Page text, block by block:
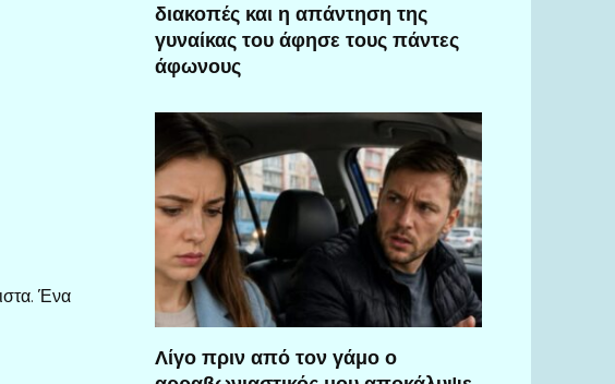
Ένα
διακοπές και η απάντηση της
γυναίκας του άφησε τους πάντες
άφωνους
Λίγο πριν από τον γάμο ο